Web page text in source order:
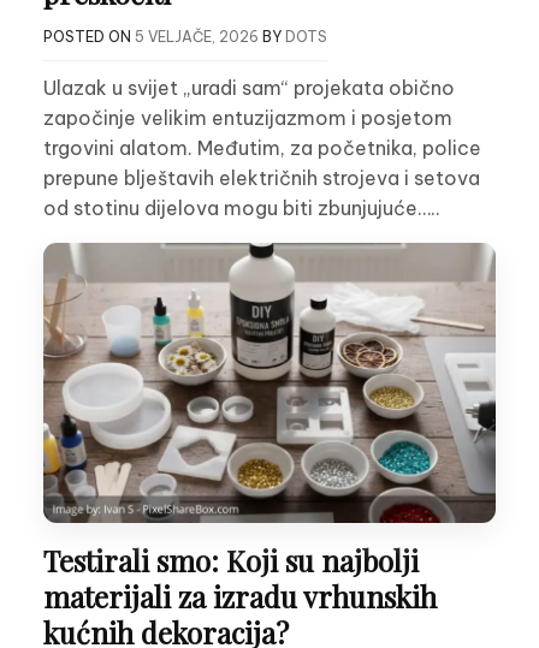
POSTED ON 5 VELJAČE, 2026 BY DOTS
Ulazak u svijet „uradi sam“ projekata obično
započinje velikim entuzijazmom i posjetom
trgovini alatom. Međutim, za početnika, police
prepune blještavih električnih strojeva i setova
od stotinu dijelova mogu biti zbunjujuće…..
Testirali smo: Koji su najbolji
materijali za izradu vrhunskih
kućnih dekoracija?